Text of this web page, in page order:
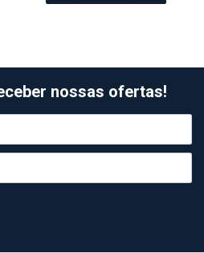
nossas ofertas!